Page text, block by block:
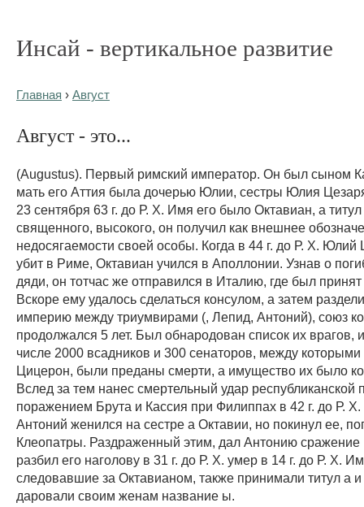
Инсай - вертикальное развитие
Главная › Август
Август - это...
(Augustus). Первый римский император. Он был сыном
мать его Аттия была дочерью Юлии, сестры Юлия
23 сентября 63 г. до Р. X. Имя его было Октавиан, а титул
священного, высокого, он получил как внешнее
недосягаемости своей особы. Когда в 44 г. до Р. X.
убит в Риме, Октавиан учился в Аполлонии. Узнав о
дяди, он тотчас же отправился в Италию, где был принят
Вскоре ему удалось сделаться консулом, а затем
империю между триумвирами (, Лепид, Антоний), союз
продолжался 5 лет. Был обнародован список их врагов,
числе 2000 всадников и 300 сенаторов, между
Цицерон, были преданы смерти, а имущество их было
Вслед за тем нанес смертельный удар республиканской
поражением Брута и Кассия при Филиппах в 42 г. до Р.
Антоний женился на сестре а Октавии, но покинул ее,
Клеопатры. Раздраженный этим, дал Антонию сражение
разбил его наголову в 31 г. до Р. X. умер в 14 г. до Р. X.
следовавшие за Октавианом, также принимали титул а и
даровали своим женам название ы.